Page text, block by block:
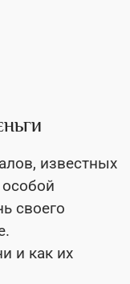
известных
своего
и как их